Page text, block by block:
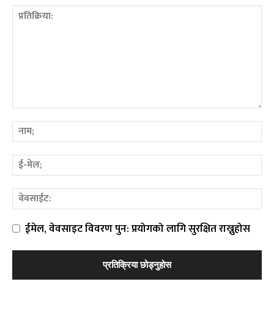
ईमेल, वेवसाइट विवरण पुन: प्रयोगको लागि सुरक्षित राख्नुहोस